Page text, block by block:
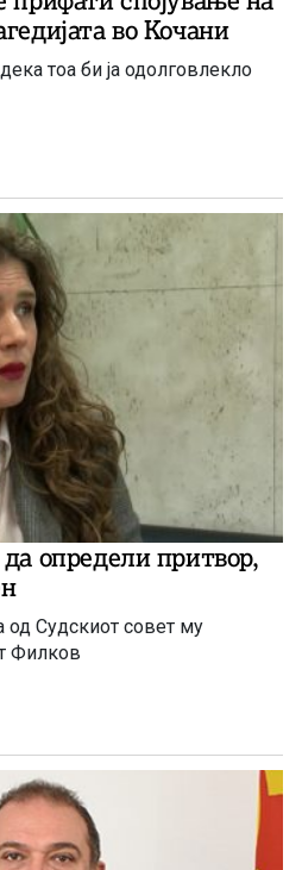
во Кочани
тоа би ја одолговлекло
определи притвор,
од Судскиот совет му
Филков